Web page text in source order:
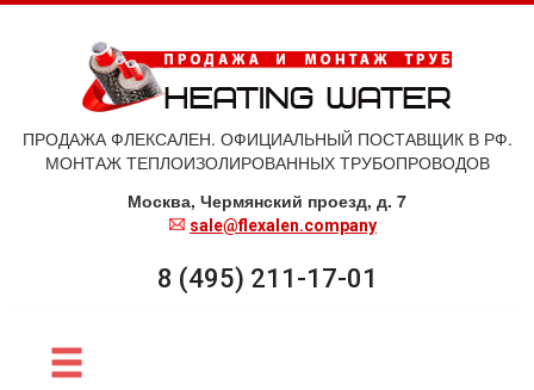
ПРОДАЖА ФЛЕКСАЛЕН. ОФИЦИАЛЬНЫЙ ПОСТАВЩИК В РФ.
МОНТАЖ ТЕПЛОИЗОЛИРОВАННЫХ ТРУБОПРОВОДОВ
Москва, Чермянский проезд, д. 7
sale@flexalen.company
8 (495) 211-17-01